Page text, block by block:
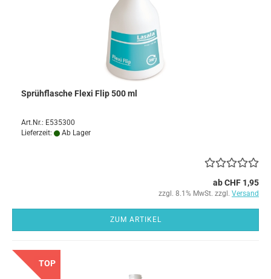
Sprühflasche Flexi Flip 500 ml
Art.Nr.: E535300
Lieferzeit:
Ab Lager
ab CHF 1,95
zzgl. 8.1% MwSt. zzgl. Versand
ZUM ARTIKEL
TOP